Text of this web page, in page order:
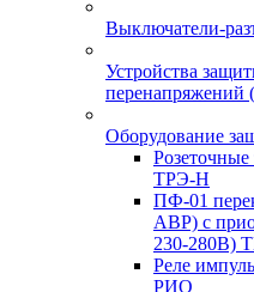
Выключатели-
Устройства
Оборудование
ТРЭ-Н
ПФ-01
АВР) с
230-280В)
Реле
РИО